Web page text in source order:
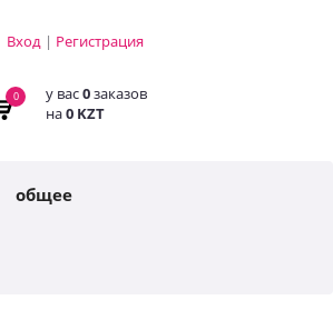
Вход | Регистрация
0 у вас0заказов
на0 KZT
общее